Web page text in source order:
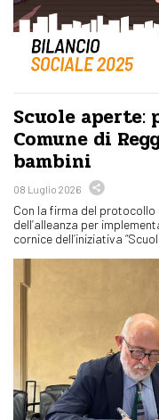
Scuole aperte:
Comune di
bambini
08 Luglio 2026
Con la firma del protocollo
dell’alleanza per
cornice dell’iniziativa